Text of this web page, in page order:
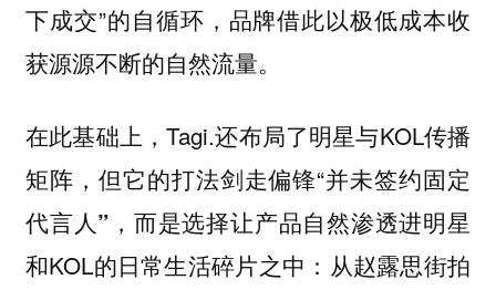
下成交”的自循环，品牌借此以极低成本收
获源源不断的自然流量。
在此基础上，Tagi.还布局了明星与KOL传播
矩阵，但它的打法剑走偏锋“并未签约固定
代言人” ，而是选择让产品自然渗透进明星
和KOL的日常生活碎片之中：从赵露思街拍